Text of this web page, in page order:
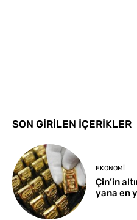
SON GİRİLEN İÇERİKLER
EKONOMI
Çin’in
yana en